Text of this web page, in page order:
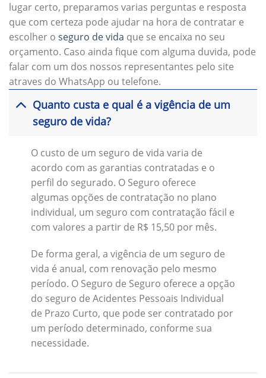
lugar certo, preparamos varias perguntas e resposta
que com certeza pode ajudar na hora de contratar e
escolher o seguro de vida que se encaixa no seu
orçamento. Caso ainda fique com alguma duvida, pode
falar com um dos nossos representantes pelo site
atraves do WhatsApp ou telefone.
Quanto custa e qual é a vigência de um
seguro de vida?
O custo de um seguro de vida varia de
acordo com as garantias contratadas e o
perfil do segurado. O Seguro oferece
algumas opções de contratação no plano
individual, um seguro com contratação fácil e
com valores a partir de R$ 15,50 por mês.
De forma geral, a vigência de um seguro de
vida é anual, com renovação pelo mesmo
período. O Seguro de Seguro oferece a opção
do seguro de Acidentes Pessoais Individual
de Prazo Curto, que pode ser contratado por
um período determinado, conforme sua
necessidade.